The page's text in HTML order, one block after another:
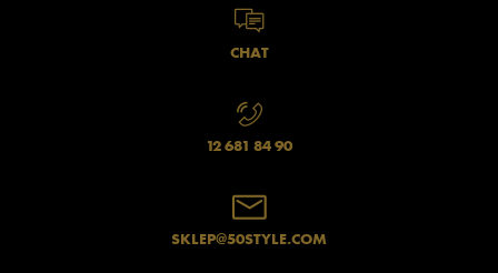
CHAT
12 681 84 90
SKLEP@50STYLE.COM